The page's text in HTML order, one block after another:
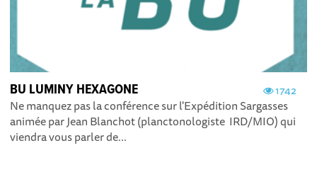
1742
BU LUMINY HEXAGONE
Ne manquez pas la conférence sur l'Expédition Sargasses
animée par Jean Blanchot (planctonologiste IRD/MIO) qui
viendra vous parler de...